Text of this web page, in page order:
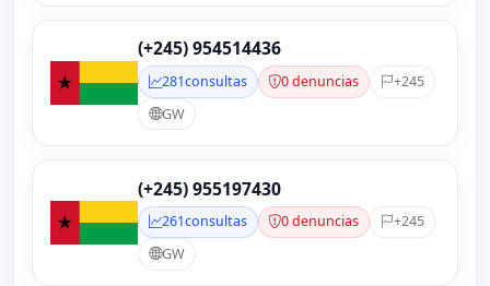
(+245) 954514436
281consultas 0 denuncias
+245
GW
(+245) 955197430
261consultas 0 denuncias
+245
GW